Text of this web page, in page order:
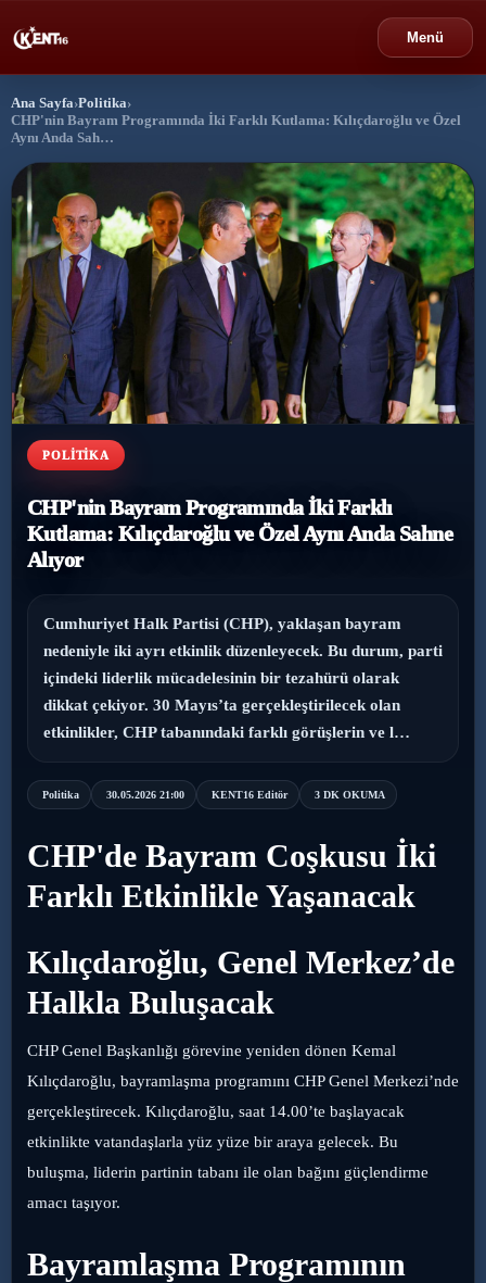
Menü
Bursa
Gündem ›
Politika ›
Spor ›
Ekonomi ›
Eğitim ›
Dünya
Magazin
Sağlık
Yaşam
Ana Sayfa›Politika›
CHP'nin Bayram Programında İki Farklı Kutlama: Kılıçdaroğlu ve Özel
Aynı Anda Sah…
POLITIKA
CHP'nin Bayram Programında İki Farklı
Kutlama: Kılıçdaroğlu ve Özel Aynı Anda Sahne
Alıyor
Cumhuriyet Halk Partisi (CHP), yaklaşan bayram
nedeniyle iki ayrı etkinlik düzenleyecek. Bu durum, parti
içindeki liderlik mücadelesinin bir tezahürü olarak
dikkat çekiyor. 30 Mayıs’ta gerçekleştirilecek olan
etkinlikler, CHP tabanındaki farklı görüşlerin ve l…
Politika 30.05.2026 21:00 KENT16 Editör 3 DK OKUMA
CHP'de Bayram Coşkusu İki
Farklı Etkinlikle Yaşanacak
Kılıçdaroğlu, Genel Merkez’de
Halkla Buluşacak
CHP Genel Başkanlığı görevine yeniden dönen Kemal
Kılıçdaroğlu, bayramlaşma programını CHP Genel Merkezi’nde
gerçekleştirecek. Kılıçdaroğlu, saat 14.00’te başlayacak
etkinlikte vatandaşlarla yüz yüze bir araya gelecek. Bu
buluşma, liderin partinin tabanı ile olan bağını güçlendirme
amacı taşıyor.
Bayramlaşma Programının